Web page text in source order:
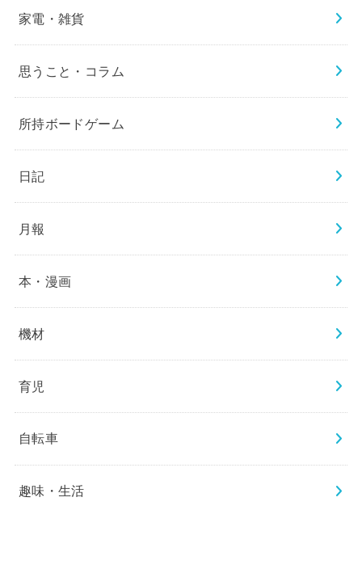
家電・雑貨
思うこと・コラム
所持ボードゲーム
日記
月報
本・漫画
機材
育児
自転車
趣味・生活